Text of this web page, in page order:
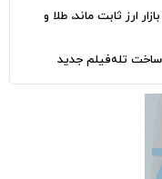
و سکه جمعه 16 مرداد 1405؛ بازار ارز ثابت ماند، طلا و
تله‌فیلم جدید